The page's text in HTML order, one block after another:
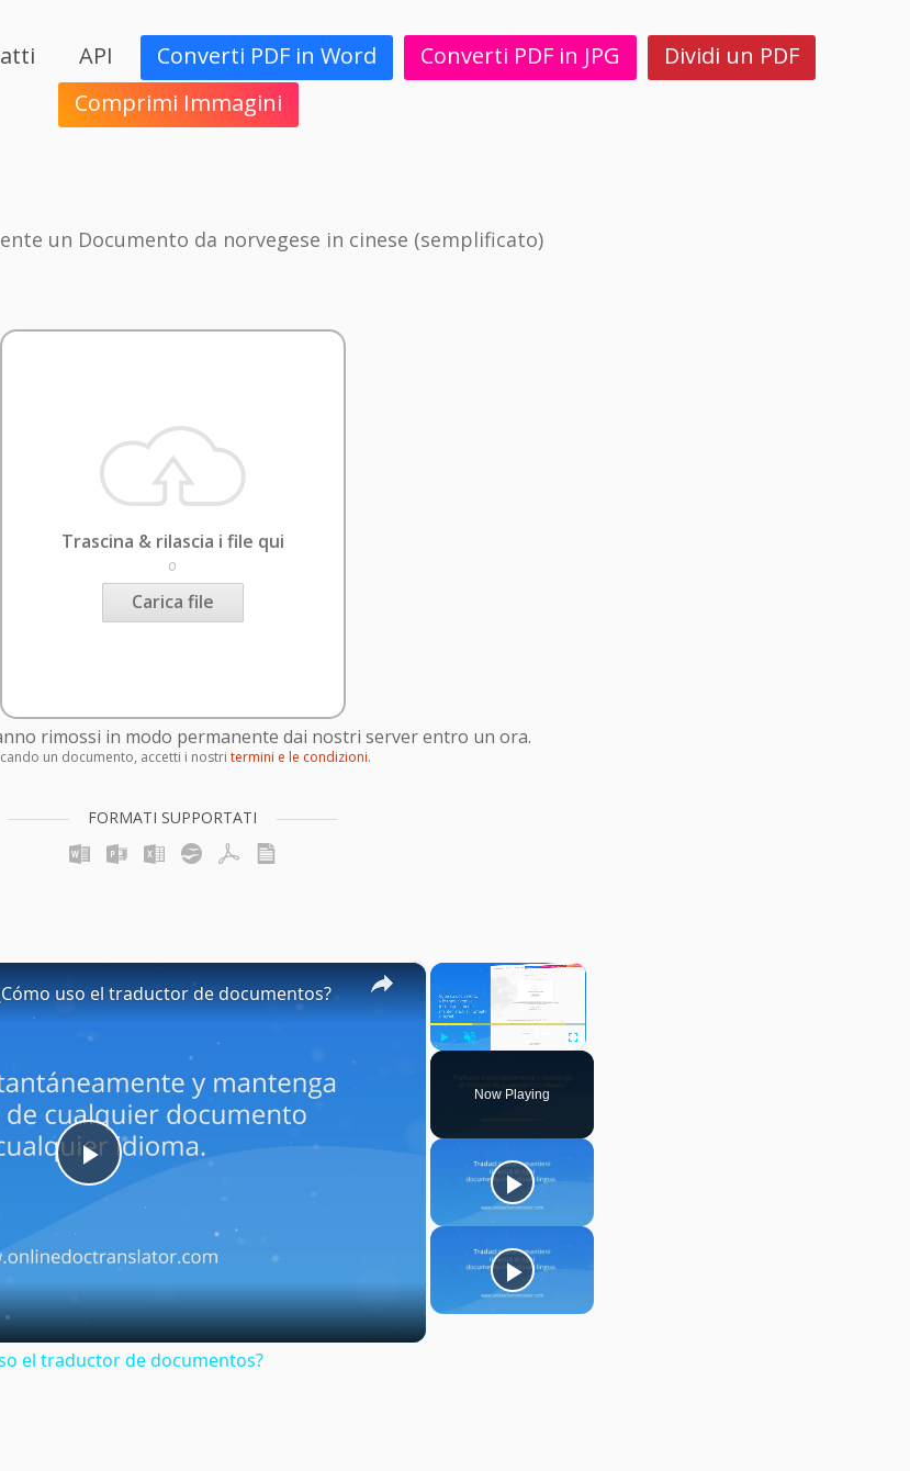
API Converti PDF in Word Converti PDF in JPG
Dividi un PDF
Comprimi Immagini
un Documento da norvegese in cinese (semplificato)
Trascina & rilascia i file qui
o
Carica file
rimossi in modo permanente dai nostri server entro un ora.
un documento, accetti i nostri termini e le condizioni.
FORMATI SUPPORTATI
×
Fullscreen
Now Playing
×
Play
Video
uso el traductor de documentos?
el traductor de documentos?